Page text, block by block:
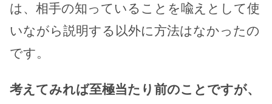
は、相手の知っていることを喩えとして使
いながら説明する以外に方法はなかったの
です。
考えてみれば至極当たり前のことですが、